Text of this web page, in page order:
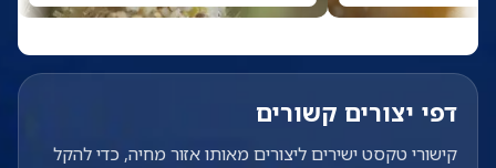
דפי יצורים קשורים
קישורי טקסט ישירים ליצורים מאותו אזור מחיה, כדי להקל